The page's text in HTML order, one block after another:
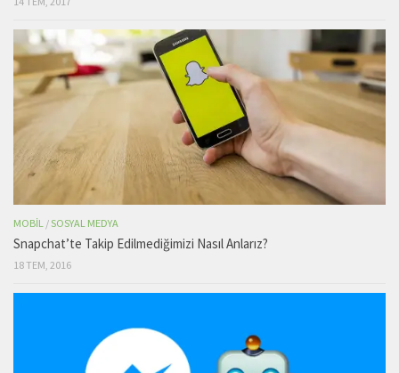
MOBIL /SOSYAL MEDYA
Snapchat’te Takip Edilmediğimizi Nasıl Anlarız?
18 TEM, 2016